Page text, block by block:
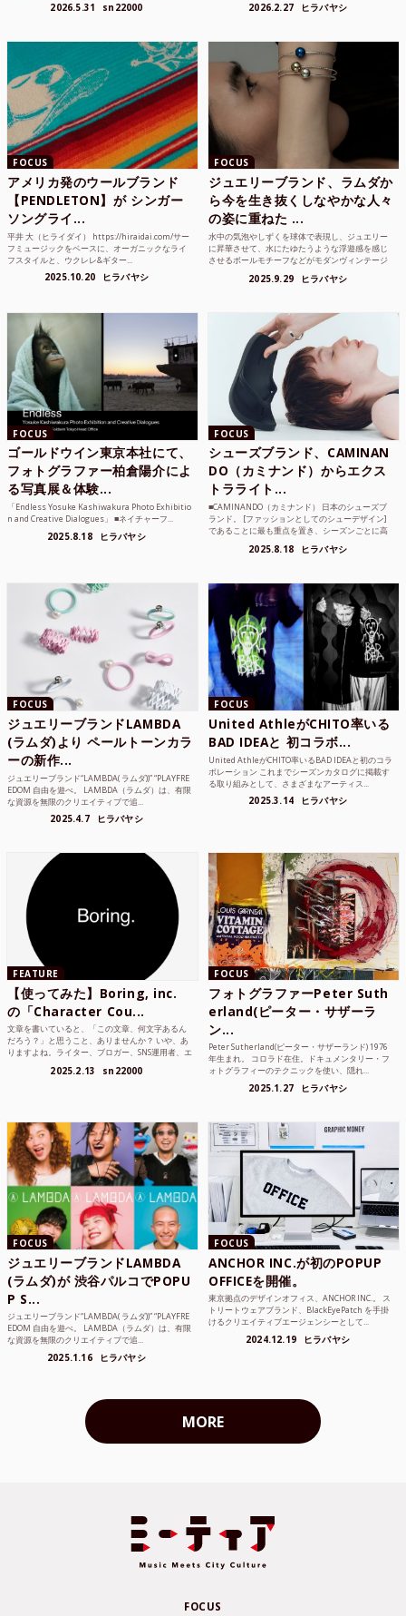
2026.5.31 sn22000 2026.2.27 ヒラバヤシ
FOCUS
アメリカ発のウールブランド
【PENDLETON】が シンガー
ソングライ...
平井 大（ヒライダイ） https://hiraidai.com/サー
フミュージックをベースに、オーガニックなライ
フスタイルと、ウクレレ&ギター...
2025.10.20 ヒラバヤシ
FOCUS
ジュエリーブランド、ラムダか
ら今を生き抜くしなやかな人々
の姿に重ねた ...
水中の気泡やしずくを球体で表現し、ジュエリー
に昇華させて、水にたゆたうような浮遊感を感じ
させるボールモチーフなどがモダンヴィンテージ
2025.9.29 ヒラバヤシ
FOCUS
ゴールドウイン東京本社にて、
フォトグラファー柏倉陽介によ
る写真展＆体験...
「Endless Yosuke Kashiwakura Photo Exhibitio
n and Creative Dialogues」 ■ネイチャーフ...
2025.8.18 ヒラバヤシ
FOCUS
シューズブランド、CAMINAN
DO（カミナンド）からエクス
トラライト...
■CAMINANDO（カミナンド） 日本のシューズブ
ランド。 [ファッションとしてのシューデザイン]
であることに最も重点を置き、シーズンごとに高
2025.8.18 ヒラバヤシ
FOCUS
ジュエリーブランドLAMBDA
(ラムダ)より ペールトーンカラ
ーの新作...
ジュエリーブランド“LAMBDA( ラムダ))” “PLAYFRE
EDOM 自由を遊べ。 LAMBDA（ラムダ）は、有限
な資源を無限のクリエイティブで追...
2025.4.7 ヒラバヤシ
FOCUS
United AthleがCHITO率いる
BAD IDEAと 初コラボ...
United AthleがCHITO率いるBAD IDEAと初のコラ
ボレーション これまでシーズンカタログに掲載す
る取り組みとして、さまざまなアーティス...
2025.3.14 ヒラバヤシ
FEATURE
【使ってみた】Boring, inc.
の「Character Cou...
文章を書いていると、「この文章、何文字あるん
だろう？」と思うこと、ありませんか？ いや、あ
りますよね。ライター、ブロガー、SNS運用者、エ
2025.2.13 sn22000
FOCUS
フォトグラファーPeter Suth
erland(ピーター・サザーラ
ン...
Peter Sutherland(ピーター・サザーランド) 1976
年生まれ。 コロラド在住。ドキュメンタリー・フ
ォトグラフィーのテクニックを使い、隠れ...
2025.1.27 ヒラバヤシ
FOCUS
ジュエリーブランドLAMBDA
(ラムダ)が 渋谷パルコでPOPU
P S...
ジュエリーブランド“LAMBDA( ラムダ))” “PLAYFRE
EDOM 自由を遊べ。 LAMBDA（ラムダ）は、有限
な資源を無限のクリエイティブで追...
2025.1.16 ヒラバヤシ
FOCUS
ANCHOR INC.が初のPOPUP
OFFICEを開催。
東京拠点のデザインオフィス、ANCHOR INC.。 ス
トリートウェアブランド、BlackEyePatch を手掛
けるクリエイティブエージェンシーとして...
2024.12.19 ヒラバヤシ
MORE
FOCUS